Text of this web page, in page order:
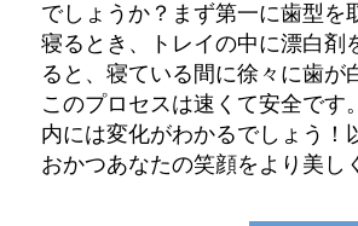
でしょうか？まず第一に歯型を
寝るとき、トレイの中に漂白剤
ると、寝ている間に徐々に歯が
このプロセスは速くて安全です
内には変化がわかるでしょう！
おかつあなたの笑顔をより美し